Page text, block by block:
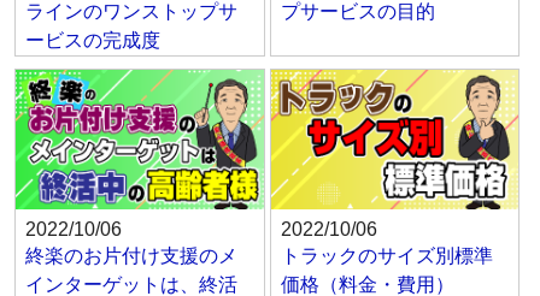
ラインのワンストップサ
ービスの完成度
プサービスの目的
2022/10/06
終楽のお片付け支援のメ
インターゲットは、終活
2022/10/06
トラックのサイズ別標準
価格（料金・費用）